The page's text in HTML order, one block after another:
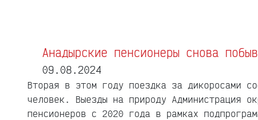
Анадырские пенсионеры снова
09.08.2024
Вторая в этом году поездка за дикоросами
человек. Выезды на природу Администрация
пенсионеров c 2020 года в рамках